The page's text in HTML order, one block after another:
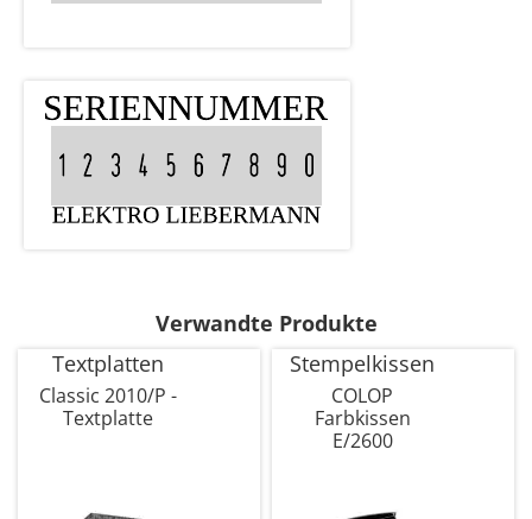
Verwandte Produkte
Textplatten
Classic 2010/P -
Textplatte
Stempelkissen
COLOP
Farbkissen
E/2600